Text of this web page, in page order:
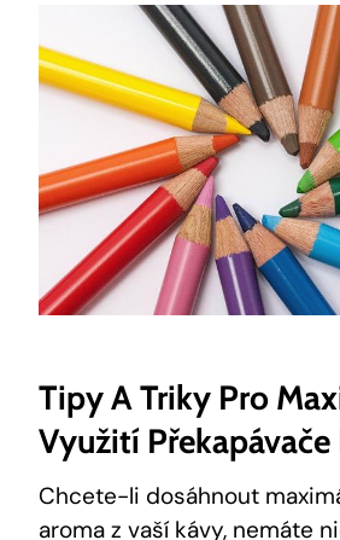
Tipy A Triky Pro
Využití Překapávače
Chcete-li dosáhnout
aroma z vaší kávy, nemáte